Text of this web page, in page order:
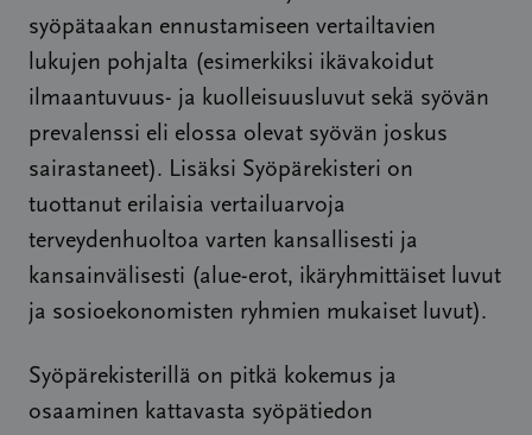
syöpätaakan ennustamiseen vertailtavien
lukujen pohjalta (esimerkiksi ikävakoidut
ilmaantuvuus- ja kuolleisuusluvut sekä syövän
prevalenssi eli elossa olevat syövän joskus
sairastaneet). Lisäksi Syöpärekisteri on
tuottanut erilaisia vertailuarvoja
terveydenhuoltoa varten kansallisesti ja
kansainvälisesti (alue-erot, ikäryhmittäiset luvut
ja sosioekonomisten ryhmien mukaiset luvut).
Syöpärekisterillä on pitkä kokemus ja
osaaminen kattavasta syöpätiedon